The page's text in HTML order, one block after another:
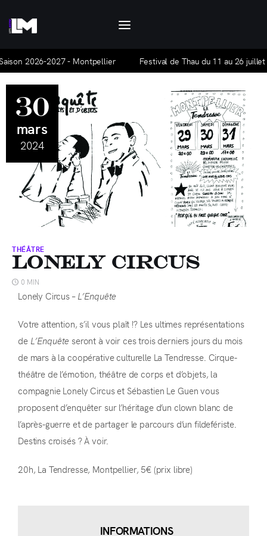
2026-2027 - Montpellier Festival de Thau du 11 au 26 juillet
Let's Motiv est un agenda culturel, mensuel et
gratuit, qui traite de l'actualité à Montpellier
et ses alentours.
Agenda
Hors-série
Articles
La base Alpha
Nous contacter
THÉÂTRE
Lonely Circus
0 MIN
30
mars
2024
Lonely Circus –L’Enquête
Votre attention, s’il vous plaît !? Les ultimes représentations
de L’Enquête seront à voir ces trois derniers jours du mois
de mars à la coopérative culturelle La Tendresse. Cirque-
théâtre de l’émotion, théâtre de corps et d’objets, la
compagnie Lonely Circus et Sébastien Le Guen vous
proposent d’enquêter sur l’héritage d’un clown blanc de
l’après-guerre et de partager le parcours d’un fildefériste.
Destins croisés ? À voir.
20h, La Tendresse, Montpellier, 5€ (prix libre)
INFORMATIONS